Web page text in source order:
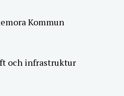
Kommun
och infrastruktur